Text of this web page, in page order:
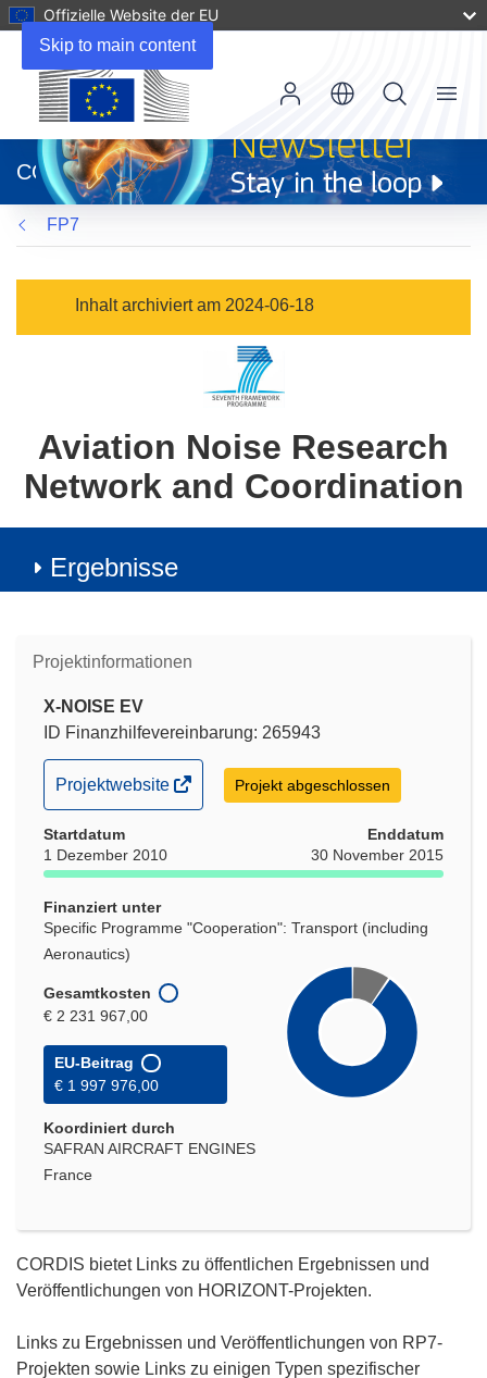
Skip to main content
Offizielle Website der EU
neuem
Fenster)
CORDIS
Menu
FP7
Inhalt archiviert am 2024-06-18
Aviation Noise Research
Network and Coordination
Ergebnisse
Projektinformationen
X-NOISE EV
ID Finanzhilfevereinbarung: 265943
(öffnet
in
neuem
Fenster)
Projektwebsite Projekt abgeschlossen
Startdatum
1 Dezember 2010
Enddatum
30 November 2015
Finanziert unter
Specific Programme "Cooperation": Transport (including
Aeronautics)
Gesamtkosten
€ 2 231 967,00
EU-Beitrag
€ 1 997 976,00
Koordiniert durch
SAFRAN AIRCRAFT ENGINES
France
CORDIS bietet Links zu öffentlichen Ergebnissen und
Veröffentlichungen von HORIZONT-Projekten.
Links zu Ergebnissen und Veröffentlichungen von RP7-
Projekten sowie Links zu einigen Typen spezifischer